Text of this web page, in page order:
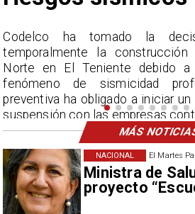
El Martes
Ministra de
proyecto
NACIONAL
de
La Dirección
acumulados sin precedentes
por encima del promedio en
MÁS